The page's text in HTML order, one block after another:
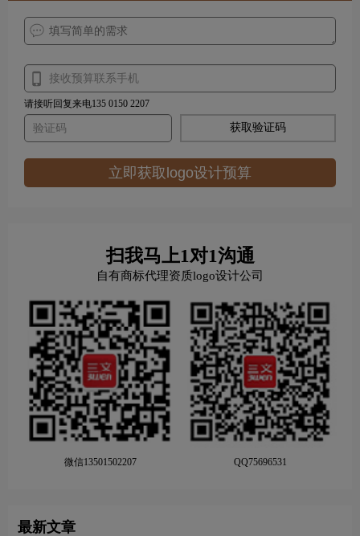
请接听回复来电135 0150 2207
获取验证码
立即获取logo设计预算
扫我马上1对1沟通
自有商标代理资质logo设计公司
微信13501502207 QQ75696531
最新文章